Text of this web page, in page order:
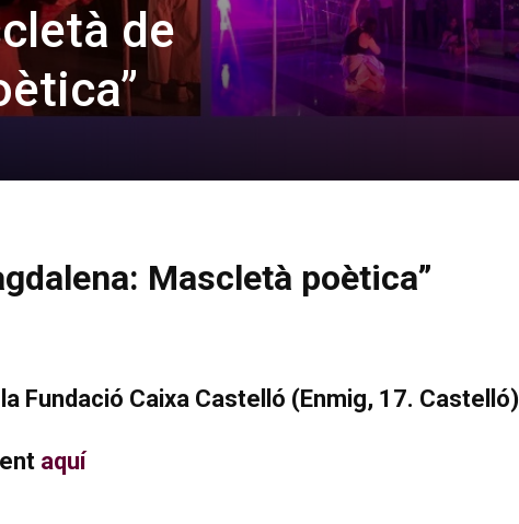
de
Mascletà poètica”
Fundació Caixa Castelló (Enmig, 17. Castelló)
aquí